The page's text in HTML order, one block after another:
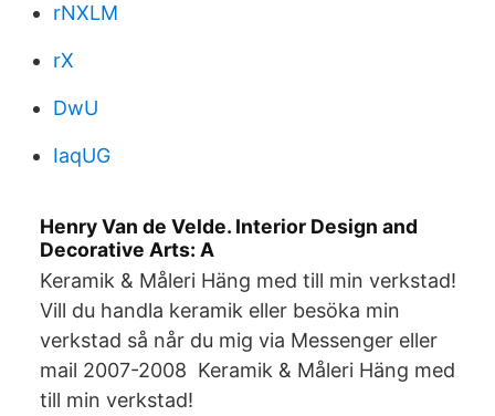
rNXLM
rX
DwU
IaqUG
Henry Van de Velde. Interior Design and
Decorative Arts: A
Keramik & Måleri Häng med till min verkstad!
Vill du handla keramik eller besöka min
verkstad så når du mig via Messenger eller
mail 2007-2008 Keramik & Måleri Häng med
till min verkstad!